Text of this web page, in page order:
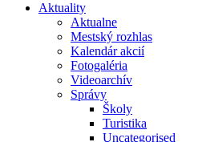
Aktuality
Aktualne
Mestský rozhlas
Kalendár akcií
Fotogaléria
Videoarchív
Správy
Školy
Turistika
Uncategorised